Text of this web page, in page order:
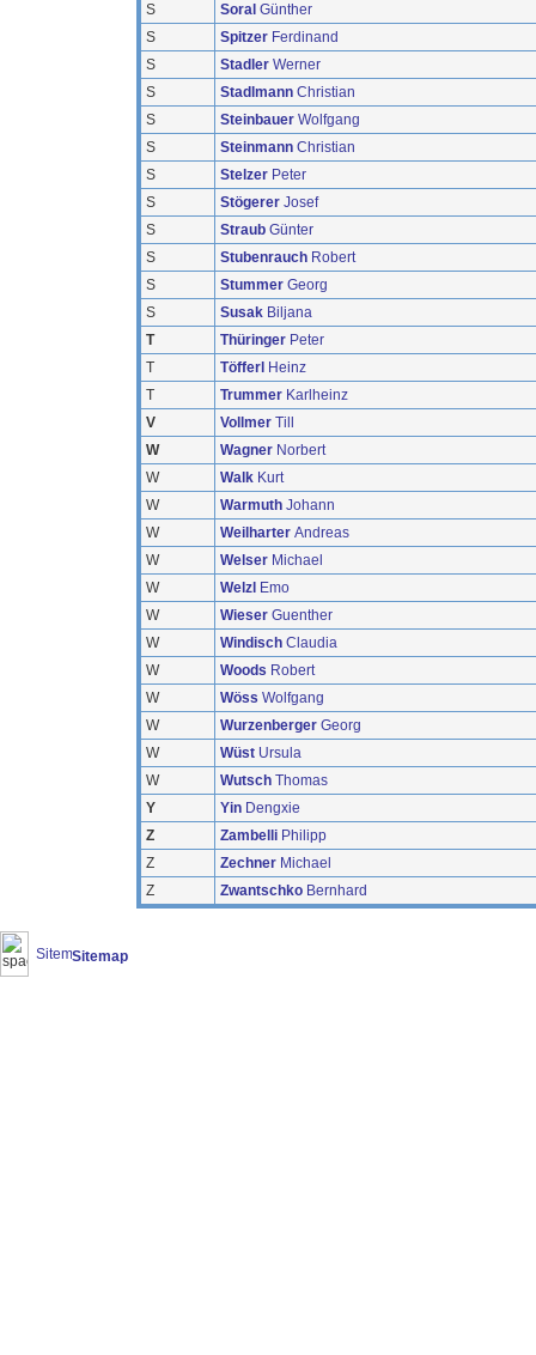
S
Soral Günther
S
Spitzer Ferdinand
S
Stadler Werner
S
Stadlmann Christian
S
Steinbauer Wolfgang
S
Steinmann Christian
S
Stelzer Peter
S
Stögerer Josef
S
Straub Günter
S
Stubenrauch Robert
S
Stummer Georg
S
Susak Biljana
T
Thüringer Peter
T
Töfferl Heinz
T
Trummer Karlheinz
V
Vollmer Till
W
Wagner Norbert
W
Walk Kurt
W
Warmuth Johann
W
Weilharter Andreas
W
Welser Michael
W
Welzl Emo
W
Wieser Guenther
W
Windisch Claudia
W
Woods Robert
W
Wöss Wolfgang
W
Wurzenberger Georg
W
Wüst Ursula
W
Wutsch Thomas
Y
Yin Dengxie
Z
Zambelli Philipp
Z
Zechner Michael
Z
Zwantschko Bernhard
Sitemap